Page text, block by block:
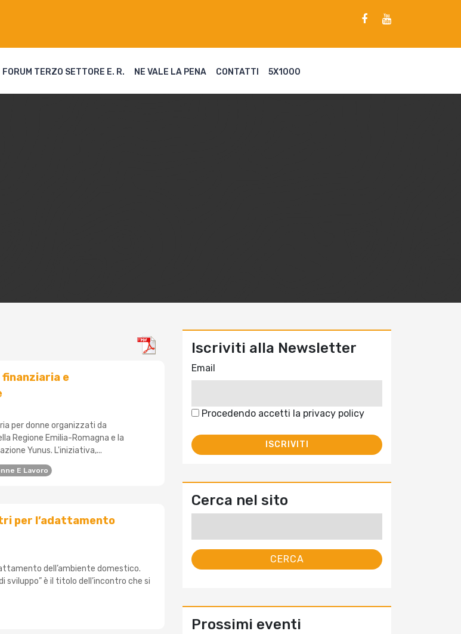
FORUM TERZO SETTORE E. R. NE VALE LA PENA CONTATTI 5X1000
finanziaria e
per donne organizzati da
Regione Emilia-Romagna e la
Yunus. L'iniziativa,...
E Lavoro
per l’adattamento
dell’ambiente domestico.
è il titolo dell’incontro che si
Iscriviti alla Newsletter
Email
Procedendo accetti la privacy policy
Cerca nel sito
Prossimi eventi